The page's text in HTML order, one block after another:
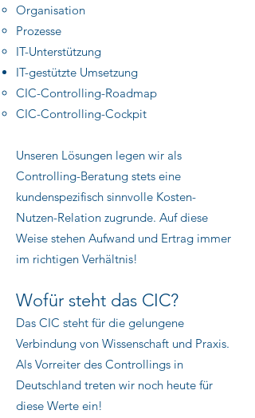
Organisation
Prozesse
IT-Unterstützung
IT-gestützte Umsetzung
CIC-Controlling-Roadmap
CIC-Controlling-Cockpit
Unseren Lösungen legen wir als
Controlling-Beratung stets eine
kundenspezifisch sinnvolle Kosten-
Nutzen-Relation zugrunde. Auf diese
Weise stehen Aufwand und Ertrag immer
im richtigen Verhältnis!
Wofür steht das CIC?
Das CIC steht für die gelungene
Verbindung von Wissenschaft und Praxis.
Als Vorreiter des Controllings in
Deutschland treten wir noch heute für
diese Werte ein!